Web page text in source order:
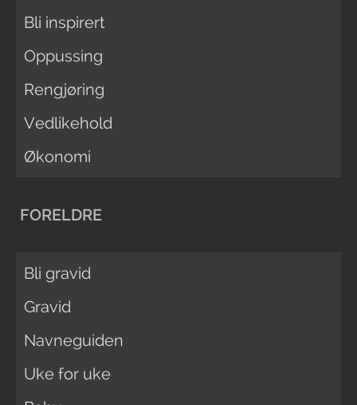
Bli inspirert
Oppussing
Rengjøring
Vedlikehold
Økonomi
FORELDRE
Bli gravid
Gravid
Navneguiden
Uke for uke